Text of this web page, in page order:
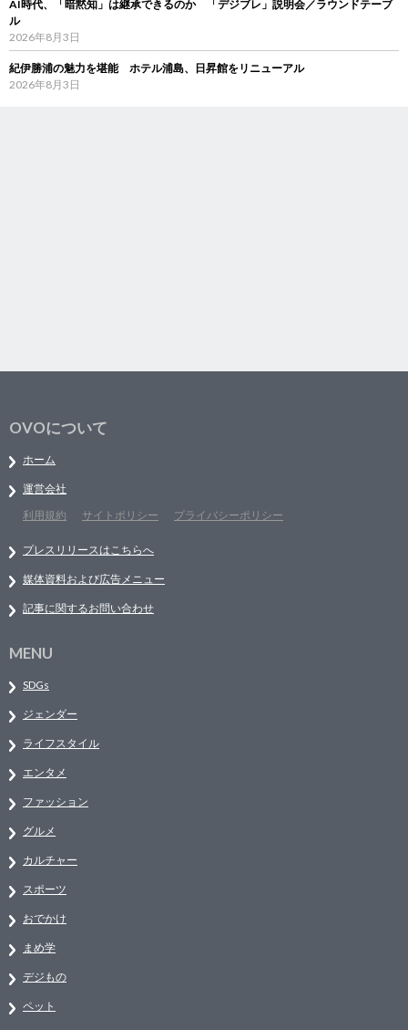
AI時代、「暗黙知」は継承できるのか 「デジブレ」説明会／ラウンドテーブ
ル
2026年8月3日
紀伊勝浦の魅力を堪能 ホテル浦島、日昇館をリニューアル
2026年8月3日
OVOについて
ホーム
運営会社
利用規約
サイトポリシー プライバシーポリシー
プレスリリースはこちらへ
媒体資料および広告メニュー
記事に関するお問い合わせ
MENU
SDGs
ジェンダー
ライフスタイル
エンタメ
ファッション
グルメ
カルチャー
スポーツ
おでかけ
まめ学
デジもの
ペット